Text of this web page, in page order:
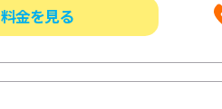
料金を見る